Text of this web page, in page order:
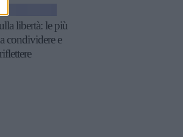
libertà: le più
condividere e